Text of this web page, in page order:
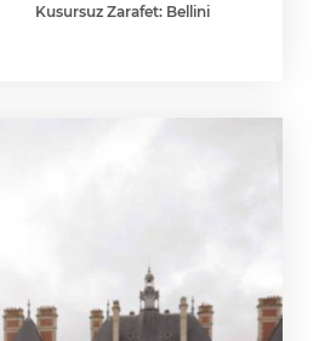
Kusursuz Zarafet: Bellini